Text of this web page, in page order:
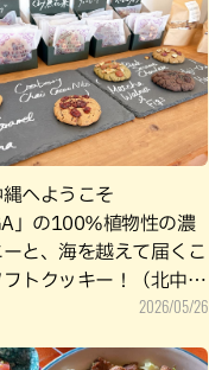
へようこそ
」の100％植物性の濃
と、海を越えて届くこ
トクッキー！（北中城
2026/05/26